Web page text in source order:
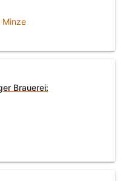
Minze
Brauerei: